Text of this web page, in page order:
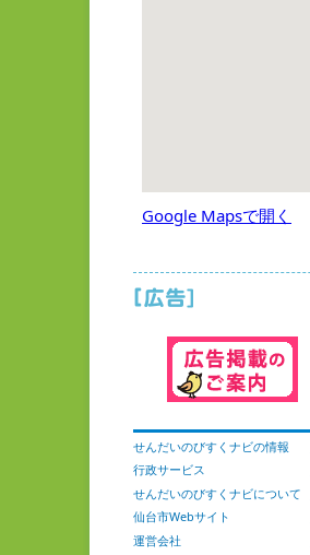
Google Mapsで開く
せんだいのびすくナビの情報
行政サービス
せんだいのびすくナビについて
仙台市Webサイト
運営会社